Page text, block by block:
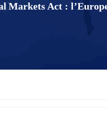
Markets Act :